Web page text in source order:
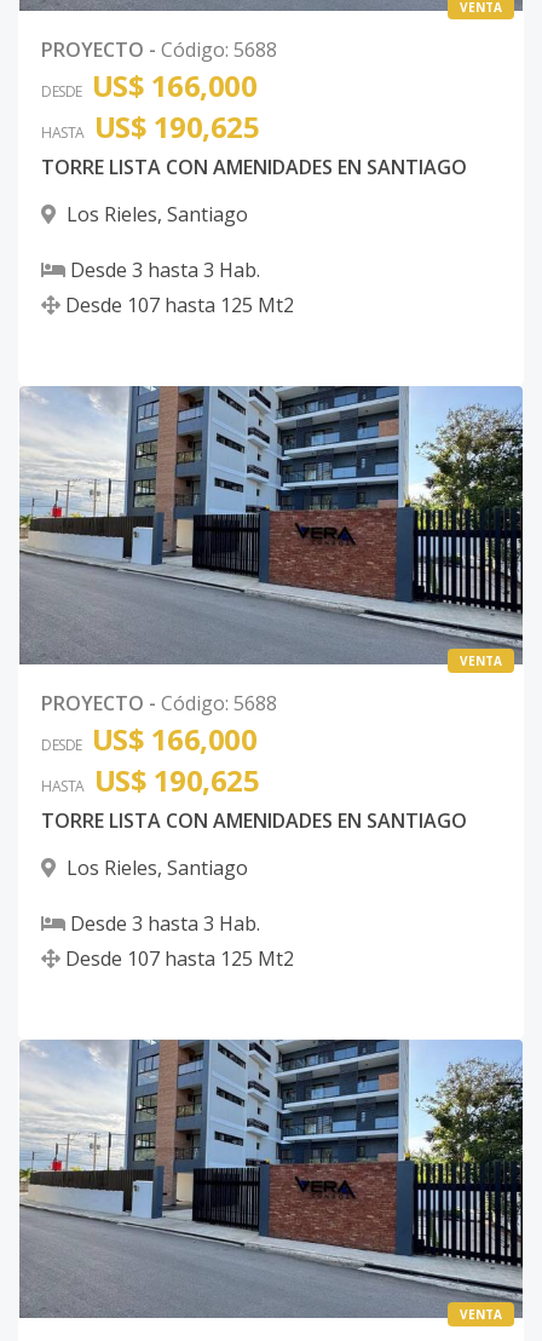
Código4859-37
Edif 7 Apto N-
3
Edif 7 Apto N-
Código4859 -39
2
VENTA
PROYECTO - Código: 5688
DESDE US$ 166,000
HASTA US$ 190,625
TORRE LISTA CON AMENIDADES EN SANTIAGO
Los Rieles, Santiago
Desde 3 hasta 3 Hab.
Desde 107 hasta 125 Mt2
VENTA
PROYECTO - Código: 5688
DESDE US$ 166,000
HASTA US$ 190,625
TORRE LISTA CON AMENIDADES EN SANTIAGO
Los Rieles, Santiago
Desde 3 hasta 3 Hab.
Desde 107 hasta 125 Mt2
VENTA